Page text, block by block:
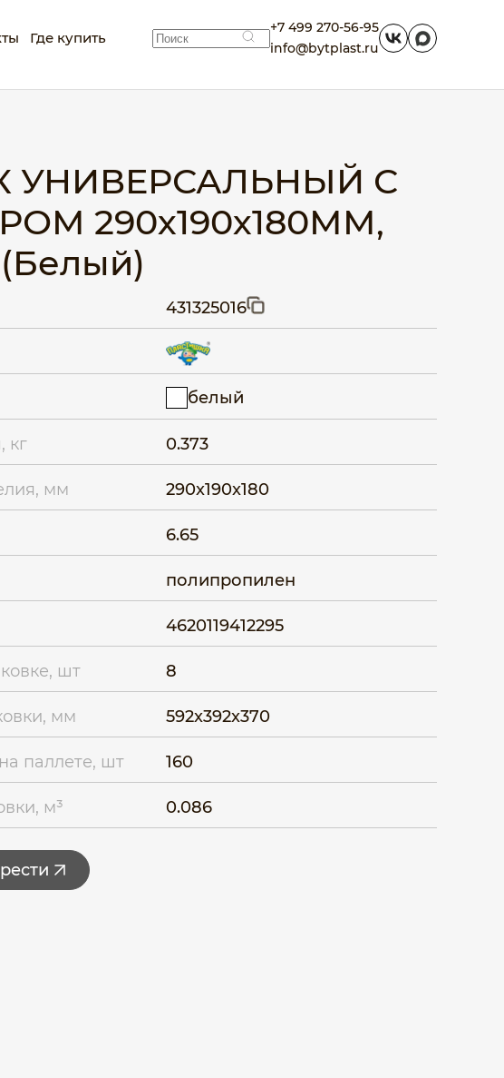
Где купить
+7 499 270-56-95
info@bytplast.ru
УНИВЕРСАЛЬНЫЙ С
290х190х180ММ,
431325016
белый
кг 0.373
мм 290x190x180
6.65
полипропилен
4620119412295
шт 8
мм 592x392x370
паллете, шт 160
м³ 0.086